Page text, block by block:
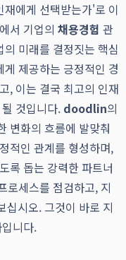
에게 선택받는가'로 이
서 기업의 채용경험 관
미래를 결정짓는 핵심
제공하는 긍정적인 경
, 이는 결국 최고의 인재
것입니다. doodlin의
변화의 흐름에 발맞춰
적인 관계를 형성하며,
록 돕는 강력한 파트너
로세스를 점검하고, 지
십시오. 그것이 바로 지
니다.